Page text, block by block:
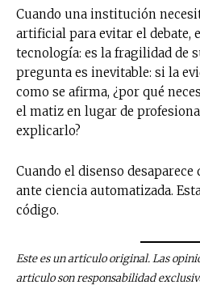
últimas
Cuando una institución
artificial para evitar el debate,
tecnología: es la fragilidad de
pregunta es inevitable: si la
como se afirma, ¿por qué
el matiz en lugar de
explicarlo?
Cuando el disenso
ante ciencia automatizada.
código.
Este es un articulo original. Las
articulo son responsabilidad